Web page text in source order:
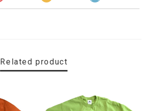
Related product